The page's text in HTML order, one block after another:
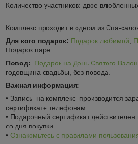
Количество участников: двое
Комплекс проходит в одном из Спа-
Для кого подарок: Подарок любимой
Подарок паре.
Повод:
Подарок на День Святого
годовщина свадьбы, без повода.
Важная информация:
• Запись на комплекс производится
сертификате телефонам.
• Подарочный сертификат
со дня покупки.
• Ознакомьтесь с правилами